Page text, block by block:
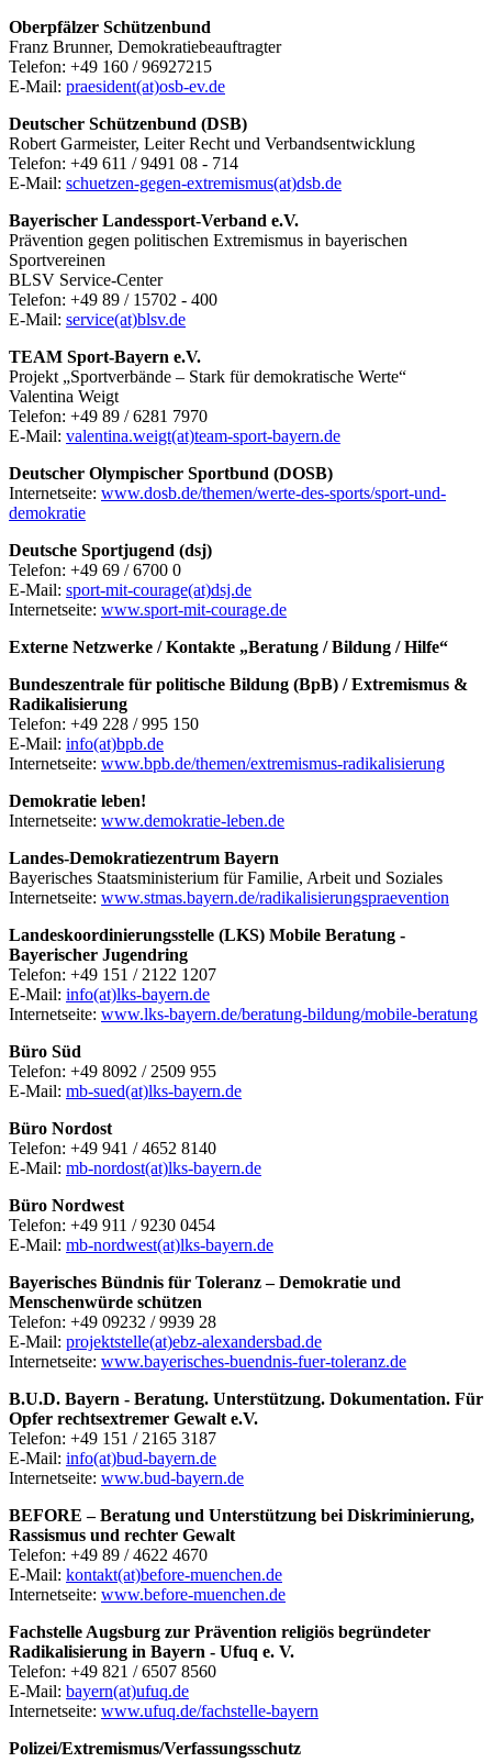
Oberpfälzer Schützenbund
Franz Brunner, Demokratiebeauftragter
Telefon: +49 160 / 96927215
E-Mail: praesident(at)osb-ev.de
Deutscher Schützenbund (DSB)
Robert Garmeister, Leiter Recht und Verbandsentwicklung
Telefon: +49 611 / 9491 08 - 714
E-Mail: schuetzen-gegen-extremismus(at)dsb.de
Bayerischer Landessport-Verband e.V.
Prävention gegen politischen Extremismus in bayerischen
Sportvereinen
BLSV Service-Center
Telefon: +49 89 / 15702 - 400
E-Mail: service(at)blsv.de
TEAM Sport-Bayern e.V.
Projekt „Sportverbände – Stark für demokratische Werte“
Valentina Weigt
Telefon: +49 89 / 6281 7970
E-Mail: valentina.weigt(at)team-sport-bayern.de
Deutscher Olympischer Sportbund (DOSB)
Internetseite: www.dosb.de/themen/werte-des-sports/sport-und-
demokratie
Deutsche Sportjugend (dsj)
Telefon: +49 69 / 6700 0
E-Mail: sport-mit-courage(at)dsj.de
Internetseite: www.sport-mit-courage.de
Externe Netzwerke / Kontakte „Beratung / Bildung / Hilfe“
Bundeszentrale für politische Bildung (BpB) / Extremismus &
Radikalisierung
Telefon: +49 228 / 995 150
E-Mail: info(at)bpb.de
Internetseite: www.bpb.de/themen/extremismus-radikalisierung
Demokratie leben!
Internetseite: www.demokratie-leben.de
Landes-Demokratiezentrum Bayern
Bayerisches Staatsministerium für Familie, Arbeit und Soziales
Internetseite: www.stmas.bayern.de/radikalisierungspraevention
Landeskoordinierungsstelle (LKS) Mobile Beratung -
Bayerischer Jugendring
Telefon: +49 151 / 2122 1207
E-Mail: info(at)lks-bayern.de
Internetseite: www.lks-bayern.de/beratung-bildung/mobile-beratung
Büro Süd
Telefon: +49 8092 / 2509 955
E-Mail: mb-sued(at)lks-bayern.de
Büro Nordost
Telefon: +49 941 / 4652 8140
E-Mail: mb-nordost(at)lks-bayern.de
Büro Nordwest
Telefon: +49 911 / 9230 0454
E-Mail: mb-nordwest(at)lks-bayern.de
Bayerisches Bündnis für Toleranz – Demokratie und
Menschenwürde schützen
Telefon: +49 09232 / 9939 28
E-Mail: projektstelle(at)ebz-alexandersbad.de
Internetseite: www.bayerisches-buendnis-fuer-toleranz.de
B.U.D. Bayern - Beratung. Unterstützung. Dokumentation. Für
Opfer rechtsextremer Gewalt e.V.
Telefon: +49 151 / 2165 3187
E-Mail: info(at)bud-bayern.de
Internetseite: www.bud-bayern.de
BEFORE – Beratung und Unterstützung bei Diskriminierung,
Rassismus und rechter Gewalt
Telefon: +49 89 / 4622 4670
E-Mail: kontakt(at)before-muenchen.de
Internetseite: www.before-muenchen.de
Fachstelle Augsburg zur Prävention religiös begründeter
Radikalisierung in Bayern - Ufuq e. V.
Telefon: +49 821 / 6507 8560
E-Mail: bayern(at)ufuq.de
Internetseite: www.ufuq.de/fachstelle-bayern
Polizei/Extremismus/Verfassungsschutz